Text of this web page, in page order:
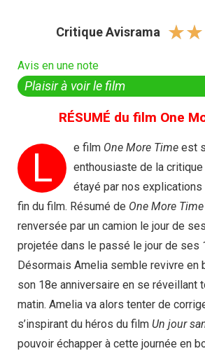
Critique Avisrama ☆☆
Avis en une note
Plaisir à voir le film
RÉSUMÉ du film One
L e film One More Time est
enthousiaste de la
étayé par nos
fin du film. Résumé de One More Time
renversée par un camion le jour de
projetée dans le passé le jour de ses
Désormais Amelia semble revivre en
son 18e anniversaire en se réveillant
matin. Amelia va alors tenter de
s’inspirant du héros du film Un jour
pouvoir échapper à cette journée en